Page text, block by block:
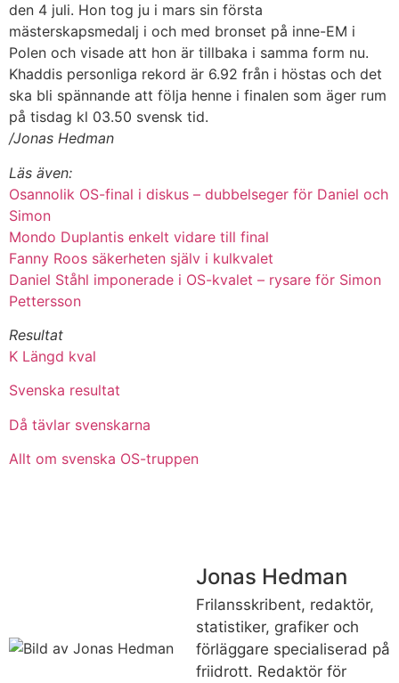
den 4 juli. Hon tog ju i mars sin första
mästerskapsmedalj i och med bronset på inne-EM i
Polen och visade att hon är tillbaka i samma form nu.
Khaddis personliga rekord är 6.92 från i höstas och det
ska bli spännande att följa henne i finalen som äger rum
på tisdag kl 03.50 svensk tid.
/Jonas Hedman
Läs även:
Osannolik OS-final i diskus – dubbelseger för Daniel och
Simon
Mondo Duplantis enkelt vidare till final
Fanny Roos säkerheten själv i kulkvalet
Daniel Ståhl imponerade i OS-kvalet – rysare för Simon
Pettersson
Resultat
K Längd kval
Svenska resultat
Då tävlar svenskarna
Allt om svenska OS-truppen
Jonas Hedman
Frilansskribent, redaktör,
statistiker, grafiker och
förläggare specialiserad på
friidrott. Redaktör för